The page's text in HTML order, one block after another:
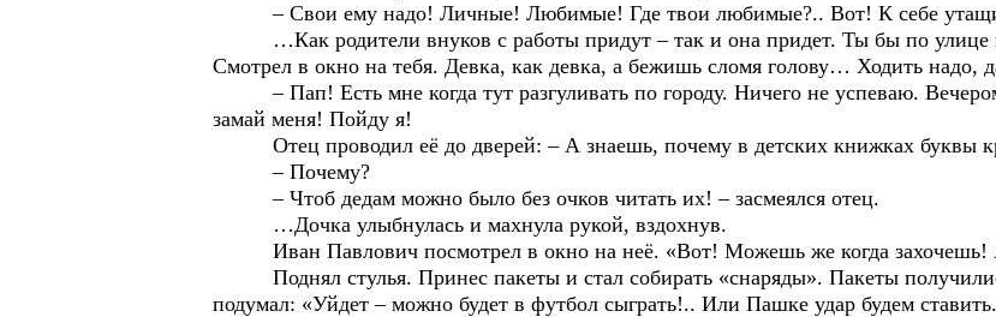
– Свои ему надо! Личные! Любимые! Где твои любимые?.. Вот! К себе
…Как родители внуков с работы придут – так и она придет. Ты бы по улице
Смотрел в окно на тебя. Девка, как девка, а бежишь сломя голову… Ходить надо,
– Пап! Есть мне когда тут разгуливать по городу. Ничего не успеваю.
замай меня! Пойду я!
Отец проводил её до дверей: – А знаешь, почему в детских книжках буквы
– Почему?
– Чтоб дедам можно было без очков читать их! – засмеялся отец.
…Дочка улыбнулась и махнула рукой, вздохнув.
Иван Павлович посмотрел в окно на неё. «Вот! Можешь же когда захочешь!
Поднял стулья. Принес пакеты и стал собирать «снаряды». Пакеты
подумал: «Уйдет – можно будет в футбол сыграть!.. Или Пашке удар будем